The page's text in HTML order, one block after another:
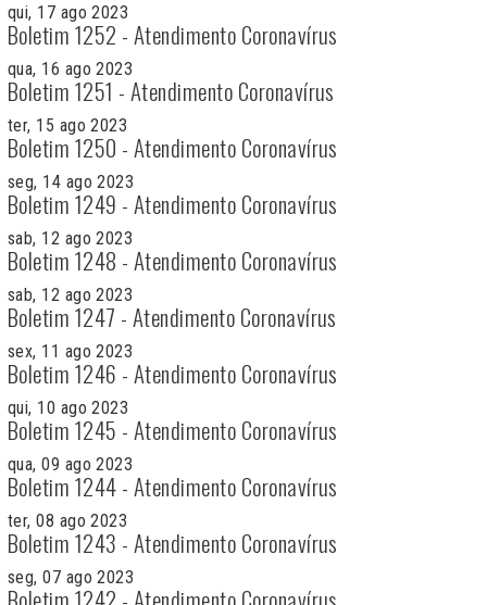
qui, 17 ago 2023
Boletim 1252 - Atendimento Coronavírus
qua, 16 ago 2023
Boletim 1251 - Atendimento Coronavírus
ter, 15 ago 2023
Boletim 1250 - Atendimento Coronavírus
seg, 14 ago 2023
Boletim 1249 - Atendimento Coronavírus
sab, 12 ago 2023
Boletim 1248 - Atendimento Coronavírus
sab, 12 ago 2023
Boletim 1247 - Atendimento Coronavírus
sex, 11 ago 2023
Boletim 1246 - Atendimento Coronavírus
qui, 10 ago 2023
Boletim 1245 - Atendimento Coronavírus
qua, 09 ago 2023
Boletim 1244 - Atendimento Coronavírus
ter, 08 ago 2023
Boletim 1243 - Atendimento Coronavírus
seg, 07 ago 2023